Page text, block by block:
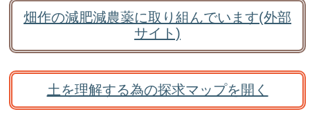
畑作の減肥減農薬に取り組んでいます(外部
サイト)
土を理解する為の探求マップを開く